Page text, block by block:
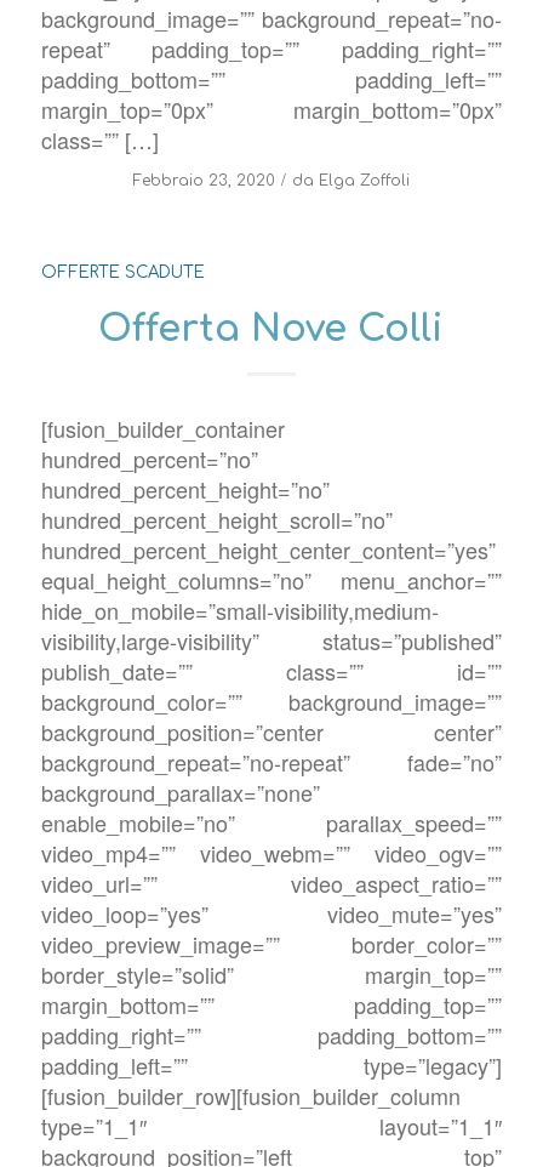
background_image=”” background_repeat=”no-
repeat” padding_top=”” padding_right=””
padding_bottom=”” padding_left=””
margin_top=”0px” margin_bottom=”0px”
class=”” […]
Febbraio 23, 2020 / da Elga Zoffoli
OFFERTE SCADUTE
Offerta Nove Colli
[fusion_builder_container
hundred_percent=”no”
hundred_percent_height=”no”
hundred_percent_height_scroll=”no”
hundred_percent_height_center_content=”yes”
equal_height_columns=”no” menu_anchor=””
hide_on_mobile=”small-visibility,medium-
visibility,large-visibility” status=”published”
publish_date=”” class=”” id=””
background_color=”” background_image=””
background_position=”center center”
background_repeat=”no-repeat” fade=”no”
background_parallax=”none”
enable_mobile=”no” parallax_speed=””
video_mp4=”” video_webm=”” video_ogv=””
video_url=”” video_aspect_ratio=””
video_loop=”yes” video_mute=”yes”
video_preview_image=”” border_color=””
border_style=”solid” margin_top=””
margin_bottom=”” padding_top=””
padding_right=”” padding_bottom=””
padding_left=”” type=”legacy”]
[fusion_builder_row][fusion_builder_column
type=”1_1″ layout=”1_1″
background_position=”left top”